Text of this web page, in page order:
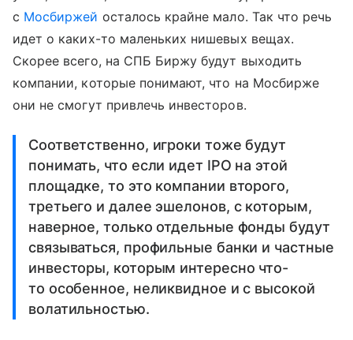
с Мосбиржей осталось крайне мало. Так что речь
идет о каких-то маленьких нишевых вещах.
Скорее всего, на СПБ Биржу будут выходить
компании, которые понимают, что на Мосбирже
они не смогут привлечь инвесторов.
Соответственно, игроки тоже будут
понимать, что если идет IPO на этой
площадке, то это компании второго,
третьего и далее эшелонов, с которым,
наверное, только отдельные фонды будут
связываться, профильные банки и частные
инвесторы, которым интересно что-
то особенное, неликвидное и с высокой
волатильностью.